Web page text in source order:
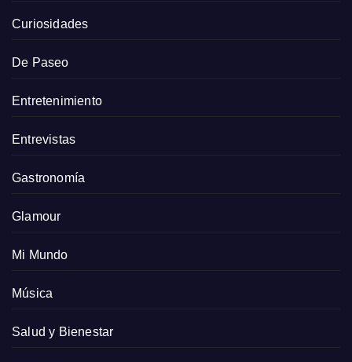
Curiosidades
De Paseo
Entretenimiento
Entrevistas
Gastronomía
Glamour
Mi Mundo
Música
Salud y Bienestar